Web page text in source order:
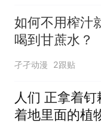
如何不用榨汁
喝到甘蔗水？
孑孑动漫 2跟贴
人们 正拿着
着地里面的植